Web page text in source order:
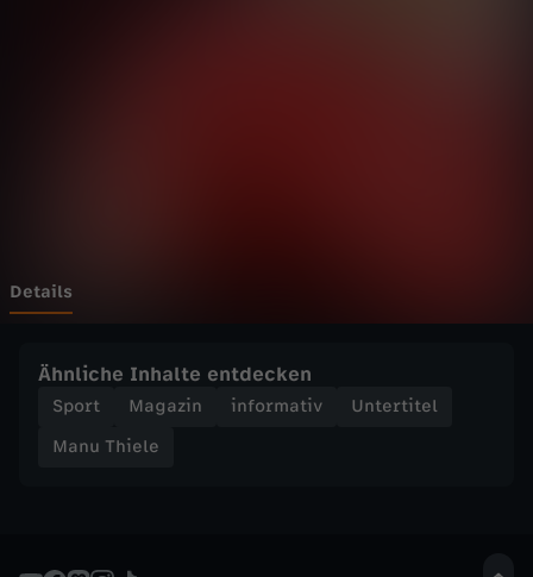
u
d
Details
Ähnliche Inhalte entdecken
Sport Magazin informativ
Untertitel
Manu Thiele